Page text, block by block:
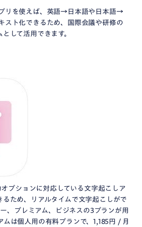
リを使えば、英語→日本語や日本語→
スト化できるため、国際会議や研修の
して活用できます。
プションに対応している文字起こしア
るため、リアルタイムで文字起こしがで
、プレミアム、ビジネスの3プランが用
ムは個人用の有料プランで、1,185円 / 月